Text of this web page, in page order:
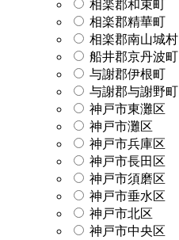
相楽郡和束町
相楽郡精華町
相楽郡南山城村
船井郡京丹波町
与謝郡伊根町
与謝郡与謝野町
神戸市東灘区
神戸市灘区
神戸市兵庫区
神戸市長田区
神戸市須磨区
神戸市垂水区
神戸市北区
神戸市中央区